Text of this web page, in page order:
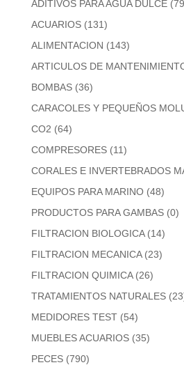
ADITIVOS PARA AGUA DULCE
ACUARIOS (131)
ALIMENTACION (143)
ARTICULOS DE
BOMBAS (36)
CARACOLES Y PEQUEÑOS
CO2 (64)
COMPRESORES (11)
CORALES E INVERTEBRADOS
EQUIPOS PARA MARINO (48)
PRODUCTOS PARA GAMBAS (0)
FILTRACION BIOLOGICA (14)
FILTRACION MECANICA (23)
FILTRACION QUIMICA (26)
TRATAMIENTOS NATURALES
MEDIDORES TEST (54)
MUEBLES ACUARIOS (35)
PECES (790)